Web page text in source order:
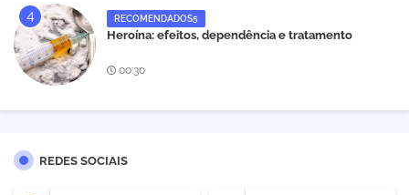
RECOMENDADOS5
Heroína: efeitos, dependência e tratamento
00:30
REDES SOCIAIS